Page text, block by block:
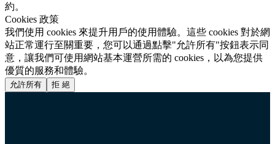
約。
Cookies 政策
我們使用 cookies 來提升用戶的使用體驗。這些 cookies 對於網
站正常運行至關重要，您可以通過點擊"允許所有"按鈕表示同
意，讓我們可使用網站基本運營所需的 cookies，以為您提供
優質的服務和體驗。
允許所有 拒 絕